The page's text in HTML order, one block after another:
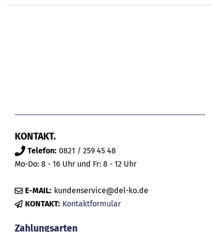
KONTAKT.
Telefon: 0821 / 259 45 48
Mo-Do: 8 - 16 Uhr und Fr: 8 - 12 Uhr
E-MAIL: kundenservice@del-ko.de
KONTAKT: Kontaktformular
Zahlungsarten